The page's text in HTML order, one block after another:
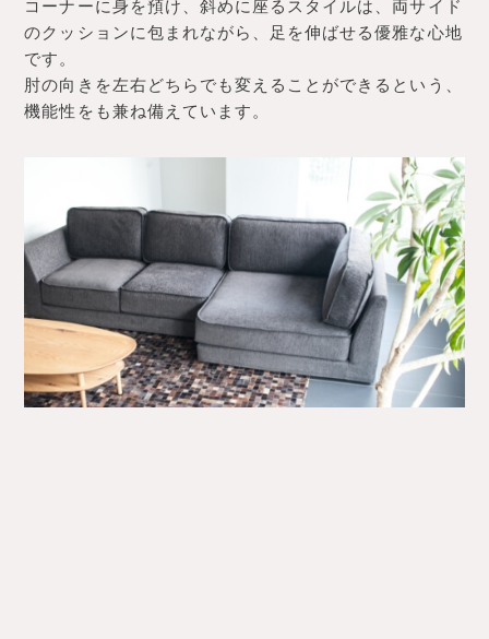
コーナーに身を預け、斜めに座るスタイルは、両サイド
のクッションに包まれながら、足を伸ばせる優雅な心地
です。
肘の向きを左右どちらでも変えることができるという、
機能性をも兼ね備えています。